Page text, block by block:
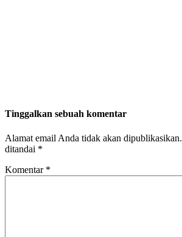
Tinggalkan sebuah komentar
Alamat email Anda tidak akan dipublikasikan.
ditandai *
Komentar *